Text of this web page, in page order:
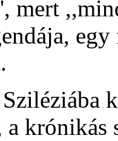
mert
a